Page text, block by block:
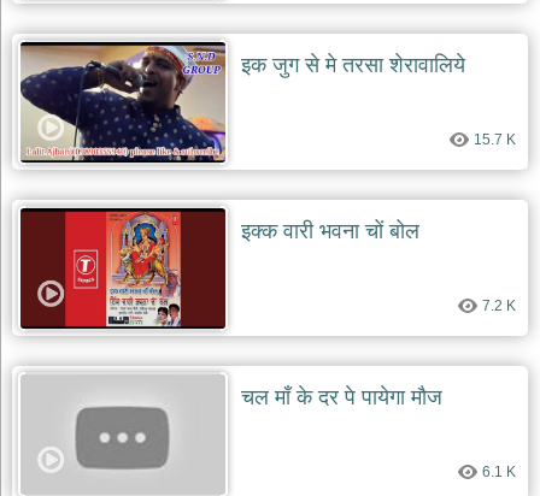
भजन
bhajan
of
the
day
भजन
जोड़ें
add
इक जुग से मे तरसा शेरावालिये
15.7 K
इक्क वारी भवना चों बोल
7.2 K
चल माँ के दर पे पायेगा मौज
6.1 K